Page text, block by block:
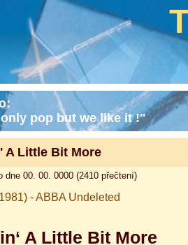
only pop but we like it !"
A Little Bit More
dne 00. 00. 0000 (2410 přečtení)
- ABBA Undeleted
A Little Bit More